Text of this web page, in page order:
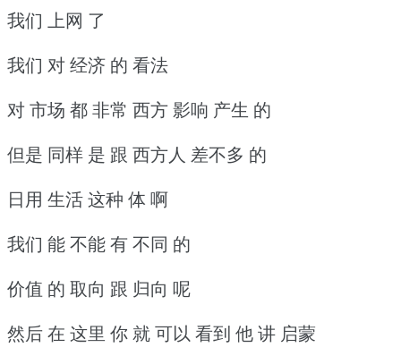
我们 上网 了
我们 对 经济 的 看法
对 市场 都 非常 西方 影响 产生 的
但是 同样 是 跟 西方人 差不多 的
日用 生活 这种 体 啊
我们 能 不能 有 不同 的
价值 的 取向 跟 归向 呢
然后 在 这里 你 就 可以 看到 他 讲 启蒙